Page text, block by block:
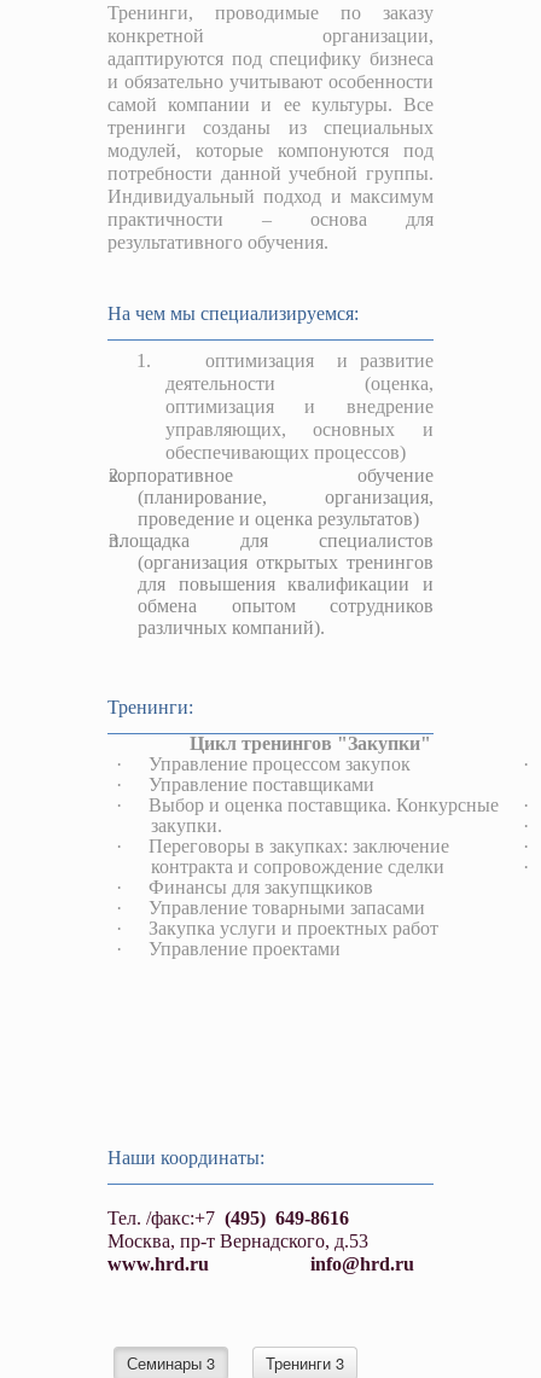
Тренинги, проводимые по заказу
конкретной организации,
адаптируются под специфику бизнеса
и обязательно учитывают особенности
самой компании и ее культуры. Все
тренинги созданы из специальных
модулей, которые компонуются под
потребности данной учебной группы.
Индивидуальный подход и максимум
практичности – основа для
результативного обучения.
На чем мы специализируемся:
1. оптимизация
и развитие
деятельности (оценка,
оптимизация и внедрение
управляющих, основных и
обеспечивающих процессов)
корпоративное обучение
(планирование, организация,
проведение и оценка результатов)
площадка для специалистов
(организация открытых тренингов
для повышения квалификации и
обмена опытом сотрудников
различных компаний).
Тренинги:
Цикл тренингов "Закупки"
·
Управление процессом закупок
·
Управление поставщиками
·
Выбор и оценка поставщика. Конкурсные
закупки.
·
Переговоры в закупках: заключение
контракта и сопровождение сделки
·
Финансы для закупщкиков
·
Управление товарными запасами
·
Закупка услуги и проектных работ
·
Управление проектами
·
·
·
·
·
Наши координаты:
Тел. /факс:+7 (495) 649-8616
Москва, пр-т Вернадского, д.53
www.hrd.ru
info@hrd.ru
Семинары 3 Тренинги 3